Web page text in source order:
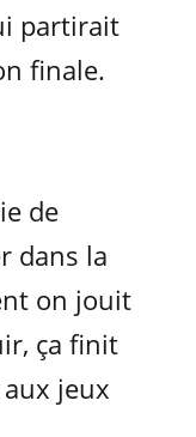
partirait
finale.
de
dans la
on jouit
ça finit
jeux